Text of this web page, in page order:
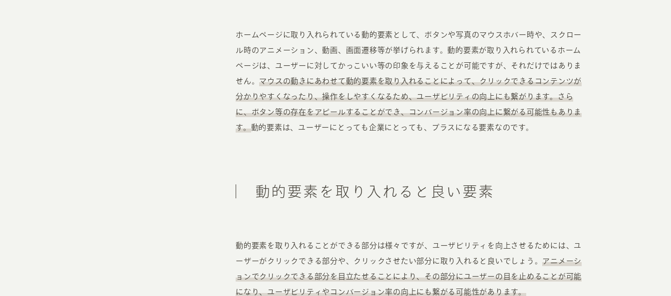
オンカについて
オフィス紹介・会社概要
ホームページ集客にかける想い
社会貢献活動
ホームページに取り入れられている動的要素として、ボタンや写真のマウスホバー時や、スクロー
ル時のアニメーション、動画、画面遷移等が挙げられます。動的要素が取り入れられているホーム
ページは、ユーザーに対してかっこいい等の印象を与えることが可能ですが、それだけではありま
せん。マウスの動きにあわせて動的要素を取り入れることによって、クリックできるコンテンツが
分かりやすくなったり、操作をしやすくなるため、ユーザビリティの向上にも繋がります。さら
に、ボタン等の存在をアピールすることができ、コンバージョン率の向上に繋がる可能性もありま
す。動的要素は、ユーザーにとっても企業にとっても、プラスになる要素なのです。
動的要素を取り入れると良い要素
動的要素を取り入れることができる部分は様々ですが、ユーザビリティを向上させるためには、ユ
ーザーがクリックできる部分や、クリックさせたい部分に取り入れると良いでしょう。アニメーシ
ョンでクリックできる部分を目立たせることにより、その部分にユーザーの目を止めることが可能
になり、ユーザビリティやコンバージョン率の向上にも繋がる可能性があります。